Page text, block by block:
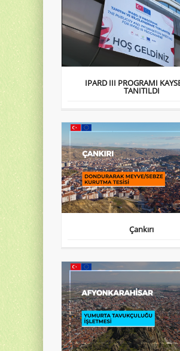
IPARD III PROGRAMI
TANITILDI
Çankırı